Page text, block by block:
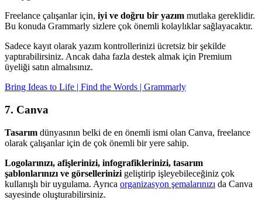
Freelance çalışanlar için, iyi ve doğru bir yazım mutlaka gereklidir.
Bu konuda Grammarly sizlere çok önemli kolaylıklar sağlayacaktır.
Sadece kayıt olarak yazım kontrollerinizi ücretsiz bir şekilde
yaptırabilirsiniz. Ancak daha fazla destek almak için Premium
üyeliği satın almalısınız.
Bring Ideas to Life | Find the Words | Grammarly
7. Canva
Tasarım dünyasının belki de en önemli ismi olan Canva, freelance
olarak çalışanlar için de çok önemli bir yere sahip.
Logolarınızı, afişlerinizi, infografiklerinizi, tasarım
şablonlarınızı ve görsellerinizi geliştirip işleyebileceğiniz çok
kullanışlı bir uygulama. Ayrıca organizasyon şemalarınızı da Canva
sayesinde oluşturabilirsiniz.